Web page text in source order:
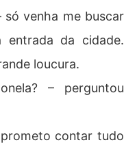
só venha me buscar
entrada da cidade.
loucura.
– perguntou
contar tudo